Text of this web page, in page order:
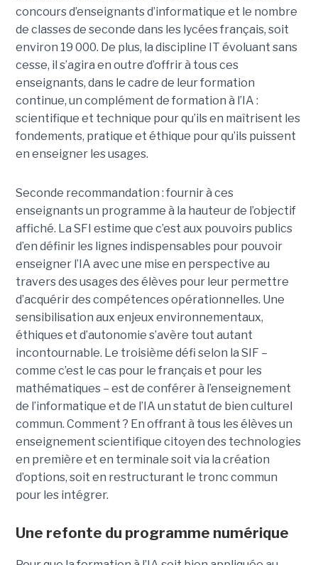
concours d’enseignants d’informatique et le nombre
de classes de seconde dans les lycées français, soit
environ 19 000. De plus, la discipline IT évoluant sans
cesse, il s’agira en outre d’offrir à tous ces
enseignants, dans le cadre de leur formation
continue, un complément de formation à l’IA :
scientifique et technique pour qu’ils en maîtrisent les
fondements, pratique et éthique pour qu’ils puissent
en enseigner les usages.
Seconde recommandation : fournir à ces
enseignants un programme à la hauteur de l’objectif
affiché. La SFI estime que c’est aux pouvoirs publics
d’en définir les lignes indispensables pour pouvoir
enseigner l’IA avec une mise en perspective au
travers des usages des élèves pour leur permettre
d’acquérir des compétences opérationnelles. Une
sensibilisation aux enjeux environnementaux,
éthiques et d’autonomie s’avère tout autant
incontournable. Le troisième défi selon la SIF –
comme c’est le cas pour le français et pour les
mathématiques – est de conférer à l’enseignement
de l’informatique et de l’IA un statut de bien culturel
commun. Comment ? En offrant à tous les élèves un
enseignement scientifique citoyen des technologies
en première et en terminale soit via la création
d’options, soit en restructurant le tronc commun
pour les intégrer.
Une refonte du programme numérique